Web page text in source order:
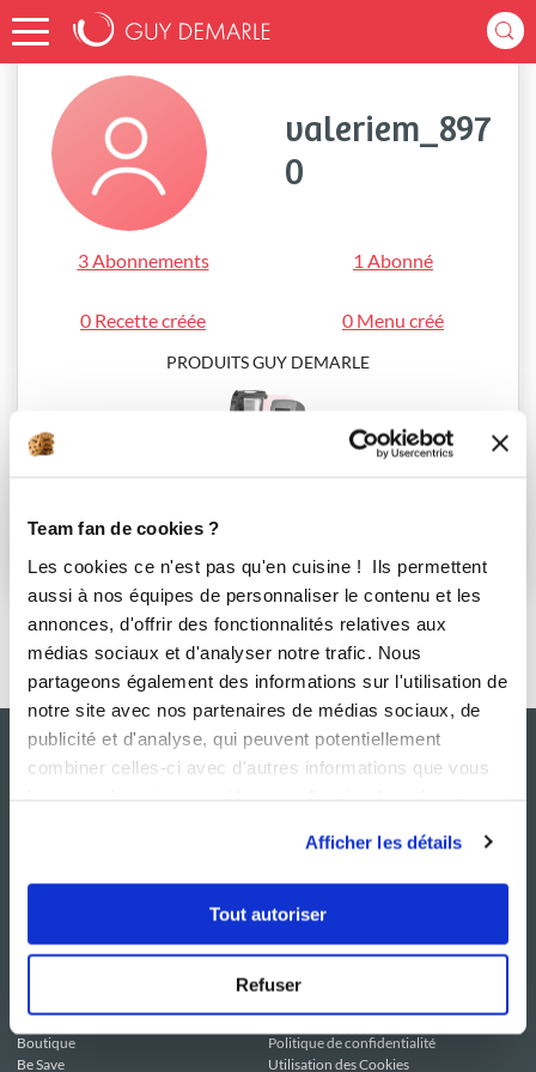
Team fan de cookies ?
Les cookies ce n'est pas qu'en cuisine ! Ils permettent
aussi à nos équipes de personnaliser le contenu et les
annonces, d'offrir des fonctionnalités relatives aux
médias sociaux et d'analyser notre trafic. Nous
partageons également des informations sur l'utilisation de
notre site avec nos partenaires de médias sociaux, de
publicité et d'analyse, qui peuvent potentiellement
combiner celles-ci avec d'autres informations que vous
Afficher les détails
Tout autoriser
Refuser
Accueil valeriem_8970
valeriem_897
0
3 Abonnements 1 Abonné
0 Recette créée 0 Menu créé
PRODUITS GUY DEMARLE
NOS SITES
Le Mag'
Boutique
Be Save
SERVICE CONSO
Contactez-nous
Mentions légales
Politique de confidentialité
Utilisation des Cookies